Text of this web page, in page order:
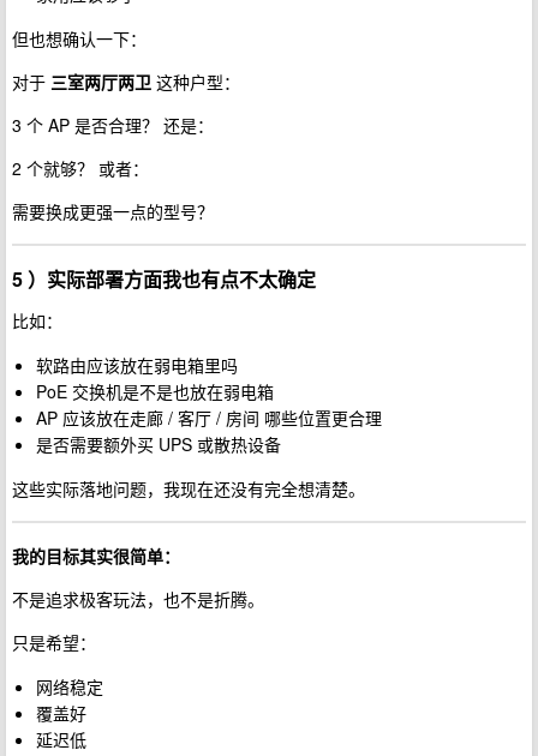
但也想确认一下：
对于 三室两厅两卫 这种户型：
3 个 AP 是否合理？ 还是：
2 个就够？ 或者：
需要换成更强一点的型号？
5 ）实际部署方面我也有点不太确定
比如：
软路由应该放在弱电箱里吗
PoE 交换机是不是也放在弱电箱
AP 应该放在走廊 / 客厅 / 房间 哪些位置更合理
是否需要额外买 UPS 或散热设备
这些实际落地问题，我现在还没有完全想清楚。
我的目标其实很简单：
不是追求极客玩法，也不是折腾。
只是希望：
网络稳定
覆盖好
延迟低